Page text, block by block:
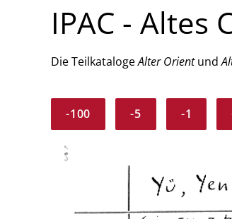
IPAC - Altes
Die TeilkatalogeAlter Orientund
-100 -5 -1